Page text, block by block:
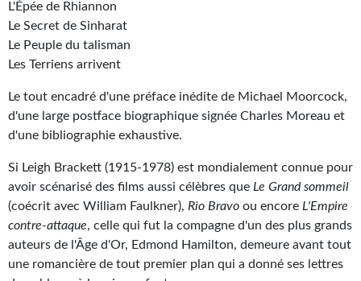
Tous les numéros
En numérique
Les critiques
Le prix des lecteurs
GOODIES
Goodies Gotland
L'Épée de Rhiannon
Le Secret de Sinharat
Le Peuple du talisman
Les Terriens arrivent
Le tout encadré d'une préface inédite de Michael Moorcock,
d'une large postface biographique signée Charles Moreau et
d'une bibliographie exhaustive.
Si Leigh Brackett (1915-1978) est mondialement connue pour
avoir scénarisé des films aussi célèbres que Le Grand sommeil
(coécrit avec William Faulkner), Rio Bravo ou encore L'Empire
contre-attaque, celle qui fut la compagne d'un des plus grands
auteurs de l'Âge d'Or, Edmond Hamilton, demeure avant tout
une romancière de tout premier plan qui a donné ses lettres